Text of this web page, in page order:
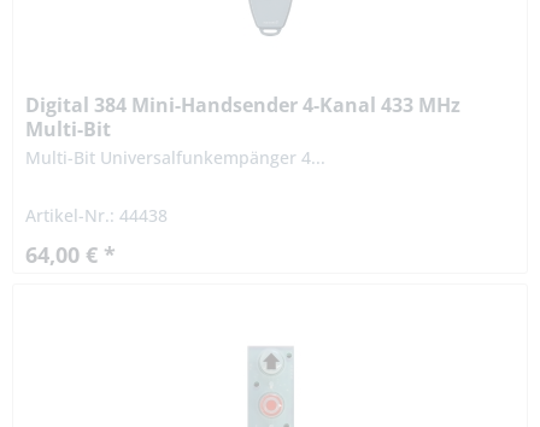
Digital 384 Mini-Handsender 4-Kanal 433 MHz
Multi-Bit
Multi-Bit Universalfunkempänger 4...
Artikel-Nr.: 44438
64,00 € *